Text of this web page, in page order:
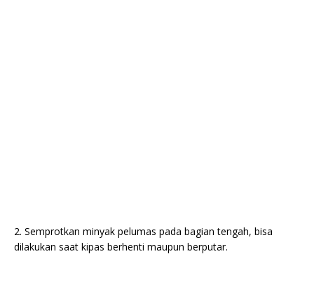
2. Semprotkan minyak pelumas pada bagian tengah, bisa
dilakukan saat kipas berhenti maupun berputar.